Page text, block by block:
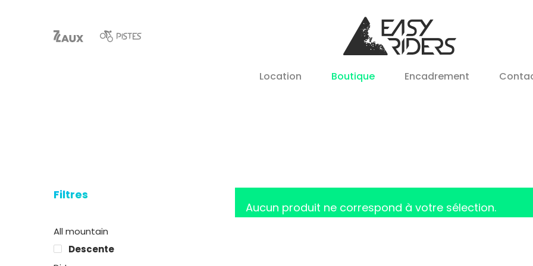
Location Boutique Encadrement
Filtres
All mountain
Descente
Aucun produit ne correspond à votre sélection.